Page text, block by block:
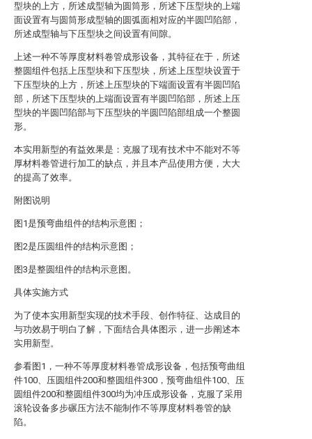
型块的上方，所述成型轴为圆筒形，所述下压型块的上端
面设置有与圆筒形成型轴的圆弧面相对应的半圆凹陷部，
所述成型轴与下压型块之间设置有间隙。
上述一种不等厚度材料卷管成形设备，其特征在于，所述
整圆组件包括上压型块和下压型块，所述上压型块设置于
下压型块的上方，所述上压型块的下端面设置有半圆凹陷
部，所述下压型块的上端面设置有半圆凹陷部，所述上压
型块的半圆凹陷部与下压型块的半圆凹陷部组成一个整圆
形。
本实用新型的有益效果是：克服了现有技术中不能对不等
厚材料卷管进行加工的缺点，并且本产品使用方便，大大
的提高了效率。
附图说明
图1是预弯曲组件的结构示意图；
图2是压圆组件的结构示意图；
图3是整圆组件的结构示意图。
具体实施方式
为了使本实用新型实现的技术手段、创作特征、达成目的
与功效易于明白了解，下面结合具体图示，进一步阐述本
实用新型。
参看图1，一种不等厚度材料卷管成形设备，包括预弯曲组
件100、压圆组件200和整圆组件300，预弯曲组件100、压
圆组件200和整圆组件300均为冲压成形设备，克服了采用
滚轮设备多步碾压方法不能制作不等厚度材料卷管的缺
陷。